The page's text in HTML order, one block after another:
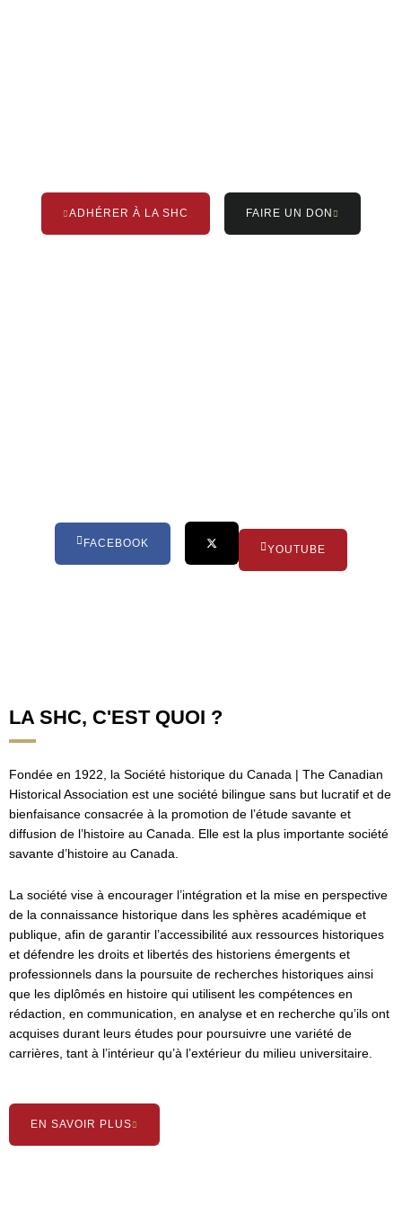
ADHÉRER À LA SHC FAIRE UN DON
FACEBOOK
YOUTUBE
LA SHC, C'EST QUOI ?
Fondée en 1922, la Société historique du Canada | The Canadian
Historical Association est une société bilingue sans but lucratif et de
bienfaisance consacrée à la promotion de l’étude savante et
diffusion de l’histoire au Canada. Elle est la plus importante société
savante d’histoire au Canada.
La société vise à encourager l’intégration et la mise en perspective
de la connaissance historique dans les sphères académique et
publique, afin de garantir l’accessibilité aux ressources historiques
et défendre les droits et libertés des historiens émergents et
professionnels dans la poursuite de recherches historiques ainsi
que les diplômés en histoire qui utilisent les compétences en
rédaction, en communication, en analyse et en recherche qu’ils ont
acquises durant leurs études pour poursuivre une variété de
carrières, tant à l’intérieur qu’à l’extérieur du milieu universitaire.
EN SAVOIR PLUS